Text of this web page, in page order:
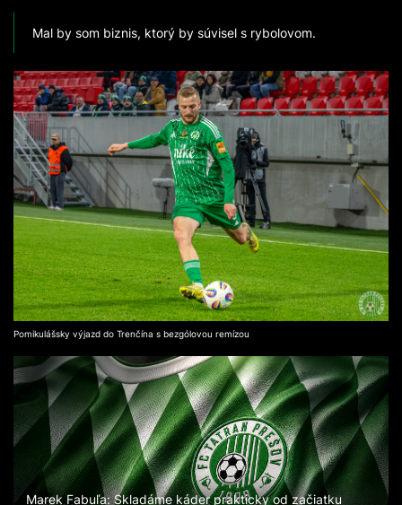
Mal by som biznis, ktorý by súvisel s rybolovom.
Pomikulášsky výjazd do Trenčína s bezgólovou remízou
Marek Fabuľa: Skladáme káder prakticky od začiatku